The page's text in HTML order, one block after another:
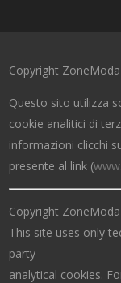
Copyright ZoneModa
Questo sito utilizza
cookie analitici di
informazioni clicchi
presente al link (
Copyright ZoneModa
This site uses only
party
analytical cookies.